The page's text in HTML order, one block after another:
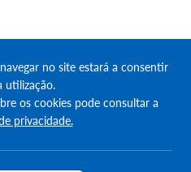
no site estará a consentir
utilização.
os cookies pode consultar a
privacidade.